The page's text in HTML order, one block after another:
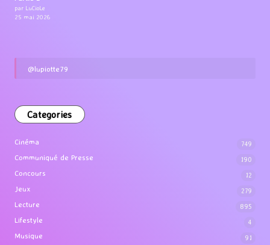
par LuCioLe
25 mai 2026
@lupiotte79
Categories
Cinéma 749
Communiqué de Presse 190
Concours 12
Jeux 279
Lecture 895
Lifestyle 4
Musique 91